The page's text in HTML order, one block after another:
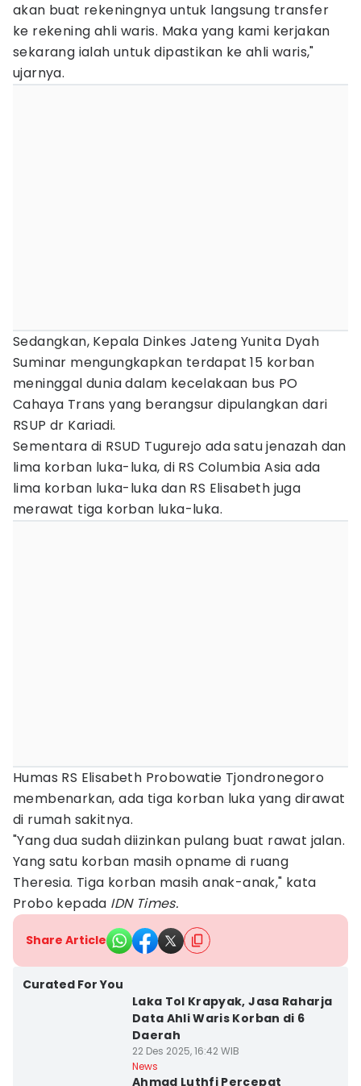
akan buat rekeningnya untuk langsung transfer
ke rekening ahli waris. Maka yang kami kerjakan
sekarang ialah untuk dipastikan ke ahli waris,"
ujarnya.
Sedangkan, Kepala Dinkes Jateng Yunita Dyah
Suminar mengungkapkan terdapat 15 korban
meninggal dunia dalam kecelakaan bus PO
Cahaya Trans yang berangsur dipulangkan dari
RSUP dr Kariadi.
Sementara di RSUD Tugurejo ada satu jenazah dan
lima korban luka-luka, di RS Columbia Asia ada
lima korban luka-luka dan RS Elisabeth juga
merawat tiga korban luka-luka.
Humas RS Elisabeth Probowatie Tjondronegoro
membenarkan, ada tiga korban luka yang dirawat
di rumah sakitnya.
"Yang dua sudah diizinkan pulang buat rawat jalan.
Yang satu korban masih opname di ruang
Theresia. Tiga korban masih anak-anak," kata
Probo kepada IDN Times.
Share Article
Curated For You
Laka Tol Krapyak, Jasa Raharja
Data Ahli Waris Korban di 6
Daerah
22 Des 2025, 16:42 WIB
News
Ahmad Luthfi Percepat